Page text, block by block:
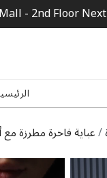
- 2nd Floor
عباية فاخرة مطرزة مع